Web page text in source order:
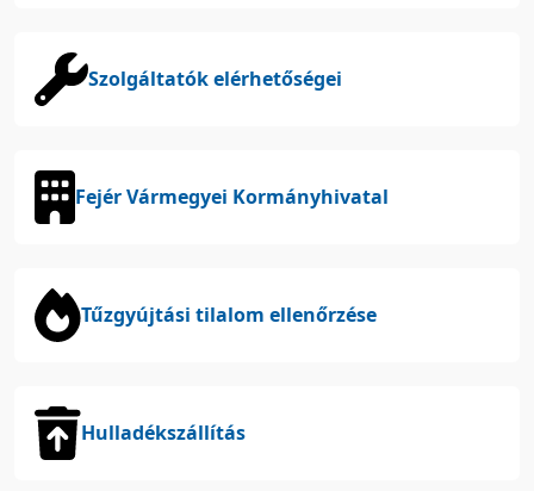
Szolgáltatók elérhetőségei
Fejér Vármegyei Kormányhivatal
Tűzgyújtási tilalom ellenőrzése
Hulladékszállítás